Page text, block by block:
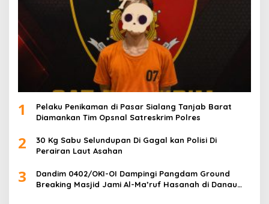
1
Pelaku Penikaman di Pasar Sialang Tanjab Barat
Diamankan Tim Opsnal Satreskrim Polres
2
30 Kg Sabu Selundupan Di Gagal kan Polisi Di
Perairan Laut Asahan
3
Dandim 0402/OKI-OI Dampingi Pangdam Ground
Breaking Masjid Jami Al-Ma’ruf Hasanah di Danau